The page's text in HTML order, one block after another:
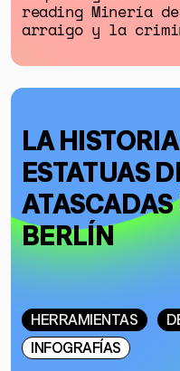
reading Minería
arraigo y la
LA
ESTATUAS
BERLÍN
HERRAMIENTAS
INFOGRAFÍAS